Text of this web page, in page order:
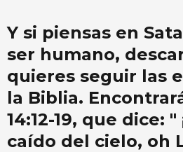
Y si piensas en
ser humano,
quieres seguir las
la Biblia.
14:12-19, que dice: "
caído del cielo, oh